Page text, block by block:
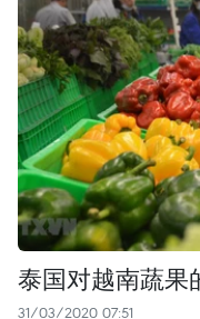
泰国对越南蔬果
31/03/2020 07:51